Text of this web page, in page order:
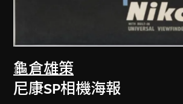
龜倉雄策
尼康SP相機海報